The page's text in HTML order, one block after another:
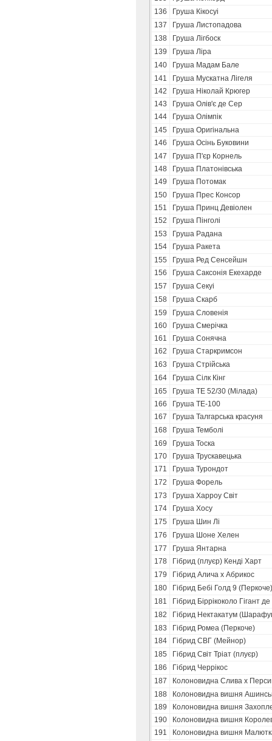
136
Груша Кікосуі
137
Груша Листопадова
138
Груша Лігбоск
139
Груша Ліра
140
Груша Мадам Бале
141
Груша Мускатна Лігеля
142
Груша Ніколай Крюгер
143
Груша Олів'є де Сер
144
Груша Олімпік
145
Груша Оригінальна
146
Груша Осінь Буковини
147
Груша П'єр Корнель
148
Груша Платонівська
149
Груша Потомак
150
Груша Прес Консор
151
Груша Принц Девіолен
152
Груша Пінголі
153
Груша Радана
154
Груша Ракета
155
Груша Ред Сенсейшн
156
Груша Саксонія Екехарде
157
Груша Секуі
158
Груша Скарб
159
Груша Словенія
160
Груша Смерічка
161
Груша Сонячна
162
Груша Старкримсон
163
Груша Стрійська
164
Груша Сілк Кінг
165
Груша ТЕ 52/30 (Мілада)
166
Груша ТЕ-100
167
Груша Талгарська красуня
168
Груша Темболі
169
Груша Тоска
170
Груша Трускавецька
171
Груша Турондот
172
Груша Форель
173
Груша Харроу Світ
174
Груша Хосу
175
Груша Шин Лі
176
Груша Шоне Хелен
177
Груша Янтарна
178
Гібрид (плуєр) Кенді Харт
179
Гібрид Алича х Абрикос
180
Гібрид Бебі Голд 9 (Перкоче)
181
Гібрид Біррікоколо Гігант
182
Гібрид Нектакатум
183
Гібрид Ромеа (Перкоче)
184
Гібрид СВГ (Мейнор)
185
Гібрид Світ Тріат (плуєр)
186
Гібрид Черрікос
187
Колоновидна Слива х
188
Колоновидна вишня
189
Колоновидна вишня
190
Колоновидна вишня
191
Колоновидна вишня